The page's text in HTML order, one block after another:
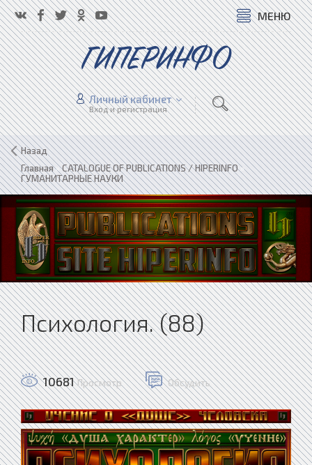
МЕНЮ
ГИПЕРИНФО
Личный кабинет
Вход и регистрация
Назад
Главная»CATALOGUE OF PUBLICATIONS / HIPERINFO»
ГУМАНИТАРНЫЕ НАУКИ
Психология. (88)
10681 Просмотр Обсудить